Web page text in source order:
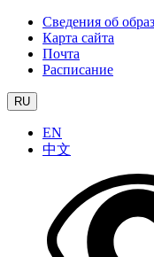
Сведения об
Карта сайта
Почта
Расписание
RU
EN
中文